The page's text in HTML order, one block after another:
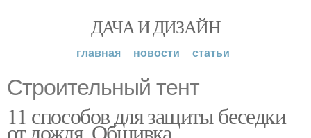
ДАЧА И ДИЗАЙН
главная новости статьи
Строительный тент
11 способов для защиты беседки